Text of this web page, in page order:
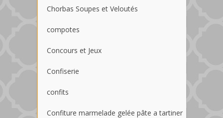
Chorbas Soupes et Veloutés
compotes
Concours et Jeux
Confiserie
confits
Confiture marmelade gelée pâte a tartiner